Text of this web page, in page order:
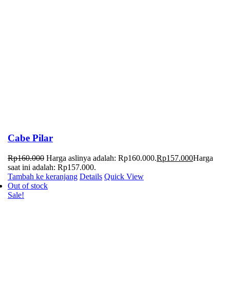
Cabe Pilar
Rp160.000 Harga aslinya adalah: Rp160.000.Rp157.000Harga
saat ini adalah: Rp157.000.
Tambah ke keranjang Details Quick View
Out of stock
Sale!